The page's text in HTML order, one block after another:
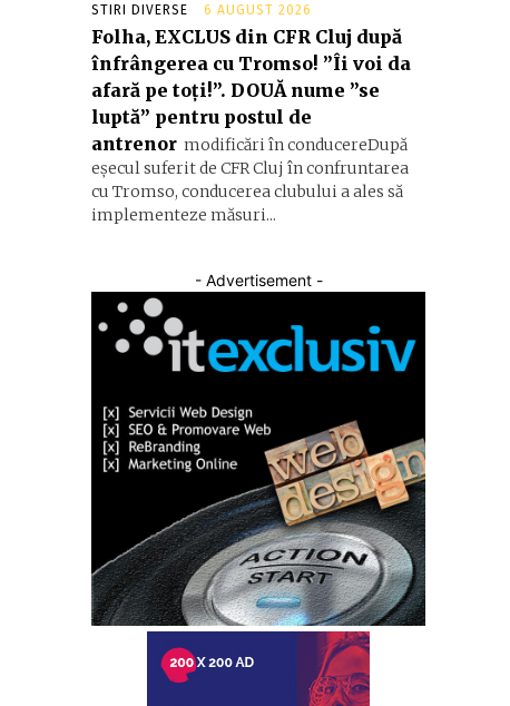
STIRI DIVERSE 6 AUGUST 2026
Folha, EXCLUS din CFR Cluj după
înfrângerea cu Tromso! ”Îi voi da
afară pe toți!”. DOUĂ nume ”se
luptă” pentru postul de
antrenor modificări în conducereDupă
eșecul suferit de CFR Cluj în confruntarea
cu Tromso, conducerea clubului a ales să
implementeze măsuri...
- Advertisement -